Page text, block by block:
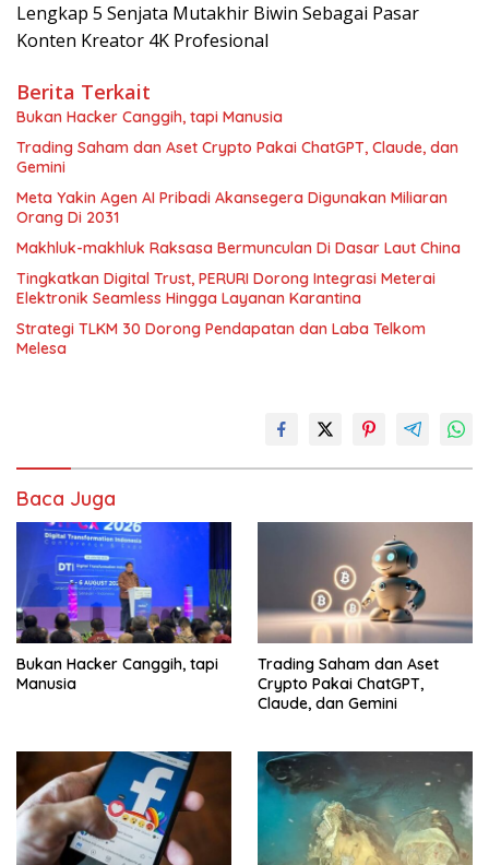
Lengkap 5 Senjata Mutakhir Biwin Sebagai Pasar
Konten Kreator 4K Profesional
Berita Terkait
Bukan Hacker Canggih, tapi Manusia
Trading Saham dan Aset Crypto Pakai ChatGPT, Claude, dan
Gemini
Meta Yakin Agen AI Pribadi Akansegera Digunakan Miliaran
Orang Di 2031
Makhluk-makhluk Raksasa Bermunculan Di Dasar Laut China
Tingkatkan Digital Trust, PERURI Dorong Integrasi Meterai
Elektronik Seamless Hingga Layanan Karantina
Strategi TLKM 30 Dorong Pendapatan dan Laba Telkom
Melesa
Baca Juga
Bukan Hacker Canggih, tapi
Manusia
Trading Saham dan Aset
Crypto Pakai ChatGPT,
Claude, dan Gemini